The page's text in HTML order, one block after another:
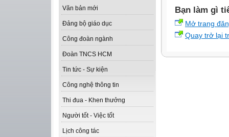
Văn bản mới
Đảng bộ giáo dục
Công đoàn ngành
Đoàn TNCS HCM
Tin tức - Sự kiện
Công nghệ thông tin
Thi đua - Khen thưởng
Người tốt - Việc tốt
Lịch công tác
Bạn làm gì
Mở trang
Quay trở lại